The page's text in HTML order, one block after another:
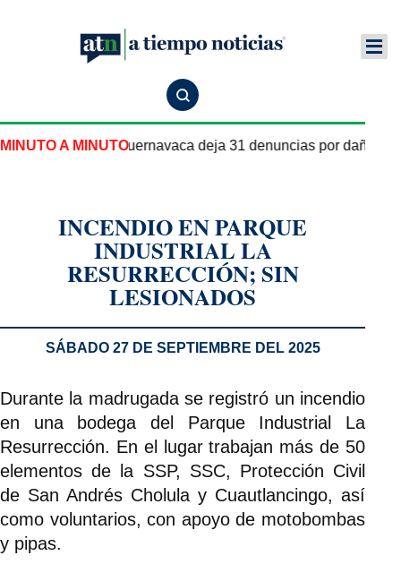
MINUTO A MINUTO
de gas en Cuernavaca deja 31 denuncias por daños y
INCENDIO EN PARQUE
INDUSTRIAL LA
RESURRECCIÓN; SIN
LESIONADOS
SÁBADO 27 DE SEPTIEMBRE DEL 2025
Durante la madrugada se registró un incendio
en una bodega del Parque Industrial La
Resurrección. En el lugar trabajan más de 50
elementos de la SSP, SSC, Protección Civil
de San Andrés Cholula y Cuautlancingo, así
como voluntarios, con apoyo de motobombas
y pipas.